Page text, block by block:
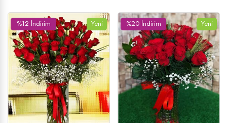
%23 İndirim Yeni %19 İndirim Yeni